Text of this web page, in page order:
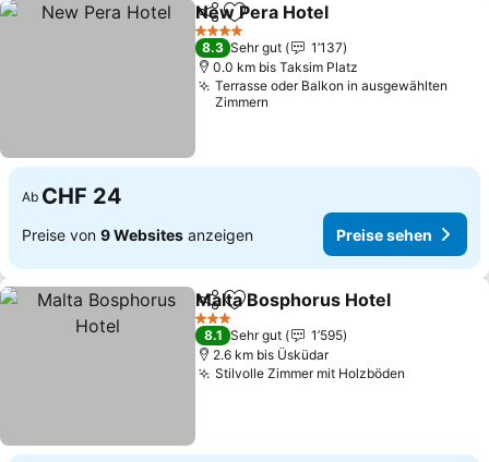
TeilenZu Favoriten hinzufügen
New Pera Hotel
4 Sterne
8.3 Sehr gut
1’137
0.0 km bis Taksim Platz
Terrasse oder Balkon in ausgewählten
Zimmern
Ab CHF 24
Preise von 9 Websites anzeigen Preise sehen
TeilenZu Favoriten hinzufügen
Malta Bosphorus Hotel
3 Sterne
8.1 Sehr gut
1’595
2.6 km bis Üsküdar
Stilvolle Zimmer mit Holzböden